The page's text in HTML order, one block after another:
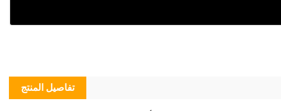
تفاصيل المنتج